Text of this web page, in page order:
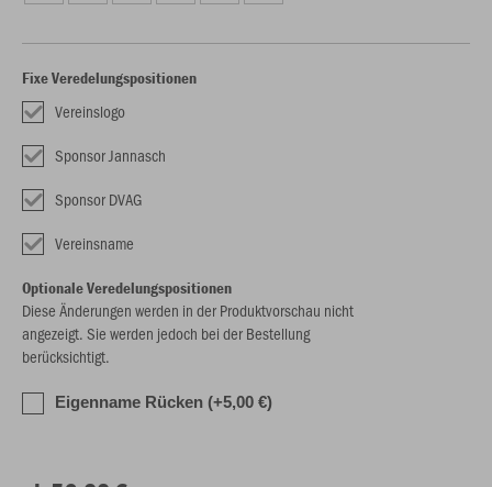
Fixe Veredelungspositionen
Vereinslogo
Sponsor Jannasch
Sponsor DVAG
Vereinsname
Optionale Veredelungspositionen
Diese Änderungen werden in der Produktvorschau nicht
angezeigt. Sie werden jedoch bei der Bestellung
berücksichtigt.
Eigenname Rücken (+5,00 €)